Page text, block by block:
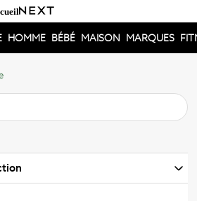
HOMME BÉBÉ MAISON MARQUES